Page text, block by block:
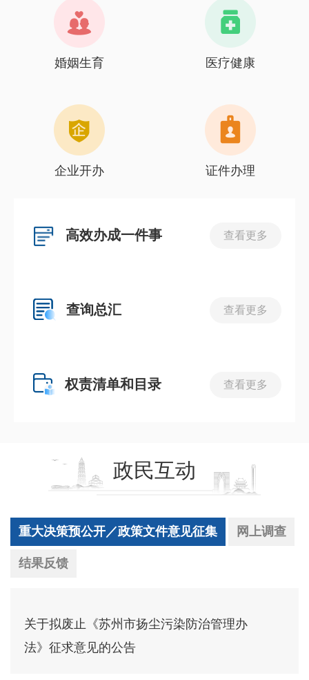
婚姻生育 医疗健康
企业开办 证件办理
高效办成一件事 查看更多
查询总汇 查看更多
权责清单和目录 查看更多
政民互动
重大决策预公开／政策文件意见征集 网上调查
结果反馈
关于拟废止《苏州市扬尘污染防治管理办
法》征求意见的公告